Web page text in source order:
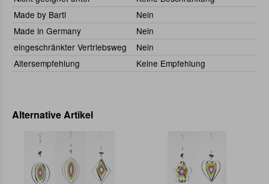
Made by Bartl
Nein
Made in Germany
Nein
eingeschränkter Vertriebsweg
Nein
Altersempfehlung
Keine Empfehlung
Alternative Artikel